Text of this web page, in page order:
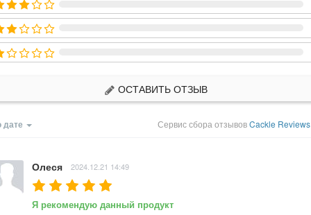
ОСТАВИТЬ ОТЗЫВ
дате Сервис сбора отзывовCackle
Олеся 2024.12.21 14:49
Я рекомендую данный продукт